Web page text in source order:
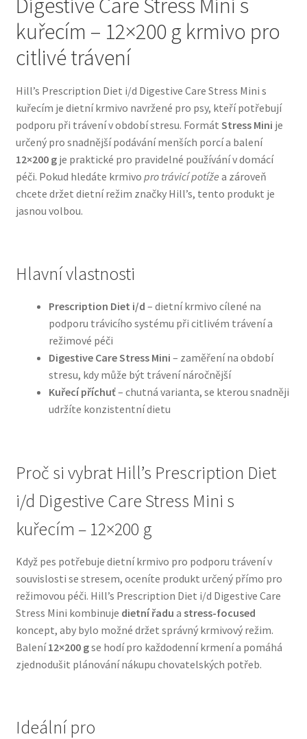
Bozita pro psy — Švédské krmivo s nordickou kvalitou
Brit pro psy
Granule pro psy
Natural Trainer pro psy — Italské krmivo s
přírodními složkami
Happy Dog — Německá kvalita a přirozené složení
Hračky pro psy
Konzervy a kapsičky pro psy
N&D Farmina pro psy — Italské holistic krmivo
Oblečky pro psy
Pamlsky pro psy
Ortopedické pelíšky
Přepravky pro psy
Purizon pro psy — Vysoký obsah masa, bez obilovin
Royal Canin pro psy
Veterinární dieta pro psy
Vodítka a obojky
kuřecím – 12×200 g krmivo pro
citlivé trávení
Hill’s Prescription Diet i/d Digestive Care Stress Mini s
kuřecím je dietní krmivo navržené pro psy, kteří potřebují
podporu při trávení v období stresu. Formát Stress Mini je
určený pro snadnější podávání menších porcí a balení
12×200 gje praktické pro pravidelné používání v domácí
péči. Pokud hledáte krmivo pro trávicí potíže a zároveň
chcete držet dietní režim značky Hill’s, tento produkt je
jasnou volbou.
Hlavní vlastnosti
Prescription Diet i/d – dietní krmivo cílené na
podporu trávicího systému při citlivém trávení a
režimové péči
Digestive Care Stress Mini – zaměření na období
stresu, kdy může být trávení náročnější
Kuřecí příchuť– chutná varianta, se kterou snadněji
udržíte konzistentní dietu
Proč si vybrat Hill’s Prescription Diet
i/d Digestive Care Stress Mini s
kuřecím – 12×200 g
Když pes potřebuje dietní krmivo pro podporu trávení v
souvislosti se stresem, oceníte produkt určený přímo pro
režimovou péči. Hill’s Prescription Diet i/d Digestive Care
Stress Mini kombinuje dietní řadu a stress-focused
koncept, aby bylo možné držet správný krmivový režim.
Balení12×200 gse hodí pro každodenní krmení a pomáhá
zjednodušit plánování nákupu chovatelských potřeb.
Ideální pro